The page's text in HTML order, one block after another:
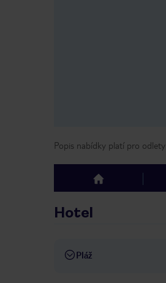
Popis nabídky platí pro odlety
top
Hotel
Pláž